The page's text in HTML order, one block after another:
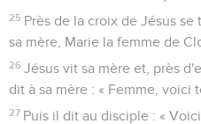
25 Près de la croix de Jésus
sa mère, Marie la femme de
26 Jésus vit sa mère et, près
dit à sa mère : « Femme, voici
27 Puis il dit au disciple : «